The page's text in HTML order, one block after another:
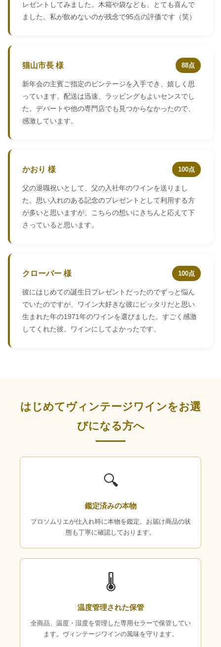
レゼントしてみました。木箱や袋なども、とても喜んで
ました。私が飲めないのが残念で95点の評価です（笑）
猫山市長 様 88点
新年会の主賓ご指定のビンテージを入手でき、嬉しく思
っています。配送は迅速、ラッピングもよいセンスでし
た。デパートや他の専門店でも見つからなかったので、
感激しています。
かおり 様 100点
父の退職祝いとして、父の入社年のワインを送りまし
た。思い入れのある記念のプレゼントとして利用する方
が多いと思いますが、こちらの想いにきちんと応えて下
さっていると思います。
クローバー 様 100点
彼にはじめての誕生日プレゼントだったのでずっと悩ん
でいたのですが、ワイン大好きな彼にピッタリだと思い
生まれた年の1971年のワインを選びました。すごく感激
してくれた彼。ワインにしてよかったです。
はじめてヴィンテージワインをお選
びになる方へ
🔍
鑑定済みの本物
プロソムリエが仕入れ時に本物を鑑定。お届け商品の状
態も丁寧に確認しております。
🌡
温度管理された保管
全商品、温度・湿度を管理した専用セラーで保管してい
ます。ヴィンテージワインの風味を守ります。